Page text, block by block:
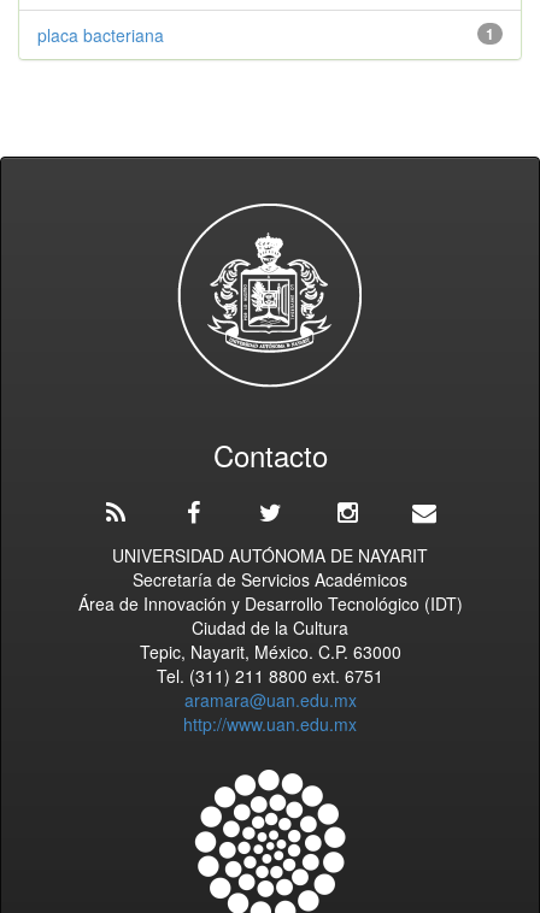
1
placa bacteriana
Contacto
UNIVERSIDAD AUTÓNOMA DE NAYARIT
Secretaría de Servicios Académicos
Área de Innovación y Desarrollo Tecnológico (IDT)
Ciudad de la Cultura
Tepic, Nayarit, México. C.P. 63000
Tel. (311) 211 8800 ext. 6751
aramara@uan.edu.mx
http://www.uan.edu.mx